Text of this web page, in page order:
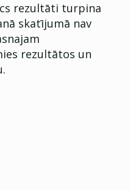
rezultāti turpina
skatījumā nav
rezultātos un